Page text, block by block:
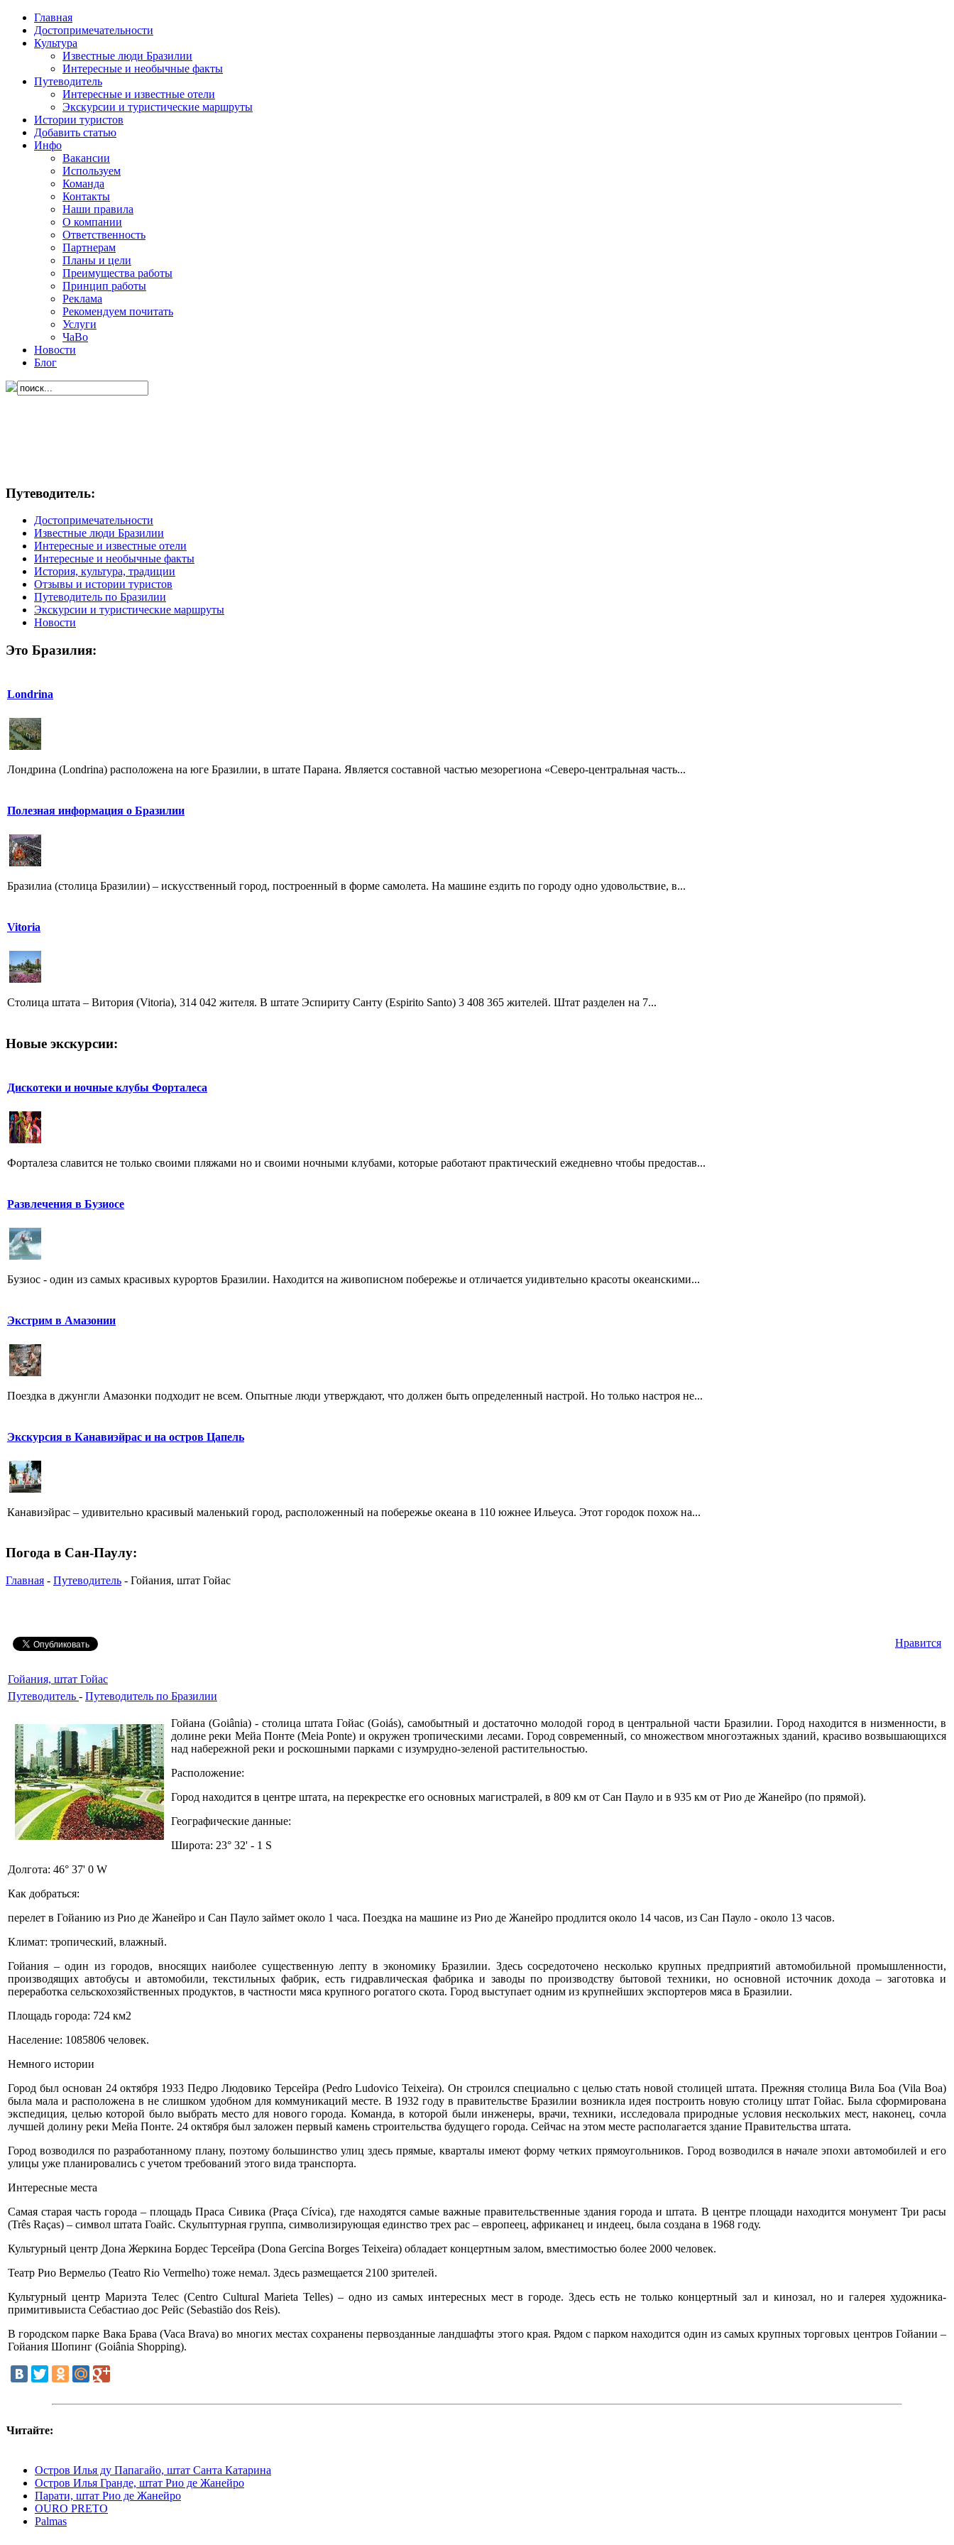
Главная
Достопримечательности
Культура
Известные люди Бразилии
Интересные и необычные факты
Путеводитель
Интересные и известные отели
Экскурсии и туристические маршруты
Истории туристов
Добавить статью
Инфо
Вакансии
Используем
Команда
Контакты
Наши правила
О компании
Ответственность
Партнерам
Планы и цели
Преимущества работы
Принцип работы
Реклама
Рекомендуем почитать
Услуги
ЧаВо
Новости
Блог
Путеводитель:
Достопримечательности
Известные люди Бразилии
Интересные и известные отели
Интересные и необычные факты
История, культура, традиции
Отзывы и истории туристов
Путеводитель по Бразилии
Экскурсии и туристические маршруты
Новости
Это Бразилия:
Londrina
Лондрина (Londrina) расположена на юге Бразилии, в штате Парана. Является составной частью мезорегиона «Северо-центральная часть...
Полезная информация о Бразилии
Бразилиа (столица Бразилии) – искусственный город, построенный в форме самолета. На машине ездить по городу одно удовольствие, в...
Vitoria
Столица штата – Витория (Vitoria), 314 042 жителя. В штате Эспириту Санту (Espirito Santo) 3 408 365 жителей. Штат разделен на 7...
Новые экскурсии:
Дискотеки и ночные клубы Форталеса
Форталеза славится не только своими пляжами но и своими ночными клубами, которые работают практический ежедневно чтобы предостав...
Развлечения в Бузиосе
Бузиос - один из самых красивых курортов Бразилии. Находится на живописном побережье и отличается уидивтельно красоты океанскими...
Экстрим в Амазонии
Поездка в джунгли Амазонки подходит не всем. Опытные люди утверждают, что должен быть определенный настрой. Но только настроя не...
Экскурсия в Канавиэйрас и на остров Цапель
Канавиэйрас – удивительно красивый маленький город, расположенный на побережье океана в 110 южнее Ильеуса. Этот городок похож на...
Погода в Сан-Паулу:
Главная - Путеводитель - Гойания, штат Гойас
Нравится
Гойания, штат Гойас
Путеводитель - Путеводитель по Бразилии
Гойана (Goiânia) - столица штата Гойас (Goiás), самобытный и достаточно молодой город в центральной части Бразилии. Город находится в низменности, в
долине реки Мейа Понте (Meia Ponte) и окружен тропическими лесами. Город современный, со множеством многоэтажных зданий, красиво возвышающихся
над набережной реки и роскошными парками с изумрудно-зеленой растительностью.
Расположение:
Город находится в центре штата, на перекрестке его основных магистралей, в 809 км от Сан Пауло и в 935 км от Рио де Жанейро (по прямой).
Географические данные:
Широта: 23° 32' - 1 S
Долгота: 46° 37' 0 W
Как добраться:
перелет в Гойанию из Рио де Жанейро и Сан Пауло займет около 1 часа. Поездка на машине из Рио де Жанейро продлится около 14 часов, из Сан Пауло - около 13 часов.
Климат: тропический, влажный.
Гойания – один из городов, вносящих наиболее существенную лепту в экономику Бразилии. Здесь сосредоточено несколько крупных предприятий автомобильной промышленности,
производящих автобусы и автомобили, текстильных фабрик, есть гидравлическая фабрика и заводы по производству бытовой техники, но основной источник дохода – заготовка и
переработка сельскохозяйственных продуктов, в частности мяса крупного рогатого скота. Город выступает одним из крупнейших экспортеров мяса в Бразилии.
Площадь города: 724 км2
Население: 1085806 человек.
Немного истории
Город был основан 24 октября 1933 Педро Людовико Терсейра (Pedro Ludovico Teixeira). Он строился специально с целью стать новой столицей штата. Прежняя столица Вила Боа (Vila Boa)
была мала и расположена в не слишком удобном для коммуникаций месте. В 1932 году в правительстве Бразилии возникла идея построить новую столицу штат Гойас. Была сформирована
экспедиция, целью которой было выбрать место для нового города. Команда, в которой были инженеры, врачи, техники, исследовала природные условия нескольких мест, наконец, сочла
лучшей долину реки Мейа Понте. 24 октября был заложен первый камень строительства будущего города. Сейчас на этом месте располагается здание Правительства штата.
Город возводился по разработанному плану, поэтому большинство улиц здесь прямые, кварталы имеют форму четких прямоугольников. Город возводился в начале эпохи автомобилей и его
улицы уже планировались с учетом требований этого вида транспорта.
Интересные места
Самая старая часть города – площадь Праса Сивика (Praça Cívica), где находятся самые важные правительственные здания города и штата. В центре площади находится монумент Три расы
(Três Raças) – символ штата Гоайс. Скульптурная группа, символизирующая единство трех рас – европеец, африканец и индеец, была создана в 1968 году.
Культурный центр Дона Жеркина Бордес Терсейра (Dona Gercina Borges Teixeira) обладает концертным залом, вместимостью более 2000 человек.
Театр Рио Вермельо (Teatro Rio Vermelho) тоже немал. Здесь размещается 2100 зрителей.
Культурный центр Мариэта Телес (Centro Cultural Marieta Telles) – одно из самых интересных мест в городе. Здесь есть не только концертный зал и кинозал, но и галерея художника-
примитивыиста Себастиао дос Рейс (Sebastião dos Reis).
В городском парке Вака Брава (Vaca Brava) во многих местах сохранены первозданные ландшафты этого края. Рядом с парком находится один из самых крупных торговых центров Гойании –
Гойания Шопинг (Goiânia Shopping).
Читайте:
Остров Илья ду Папагайо, штат Санта Катарина
Остров Илья Гранде, штат Рио де Жанейро
Парати, штат Рио де Жанейрo
OURO PRETO
Palmas